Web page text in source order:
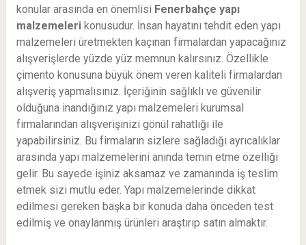
konular arasında en önemlisi Fenerbahçe yapı
malzemeleri konusudur. İnsan hayatını tehdit eden yapı
malzemeleri üretmekten kaçınan firmalardan yapacağınız
alışverişlerde yüzde yüz memnun kalırsınız. Özellikle
çimento konusuna büyük önem veren kaliteli firmalardan
alışveriş yapmalısınız. İçeriğinin sağlıklı ve güvenilir
olduğuna inandığınız yapı malzemeleri kurumsal
firmalarından alışverişinizi gönül rahatlığı ile
yapabilirsiniz. Bu firmaların sizlere sağladığı ayrıcalıklar
arasında yapı malzemelerini anında temin etme özelliği
gelir. Bu sayede işiniz aksamaz ve zamanında iş teslim
etmek sizi mutlu eder. Yapı malzemelerinde dikkat
edilmesi gereken başka bir konuda daha önceden test
edilmiş ve onaylanmış ürünleri araştırıp satın almaktır.